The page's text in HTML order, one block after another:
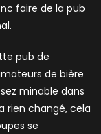
faire de la pub
pub de
de bière
minable dans
rien changé, cela
se